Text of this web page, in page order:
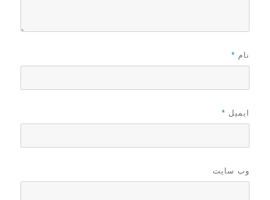
نام *
ایمیل *
وب‌ سایت